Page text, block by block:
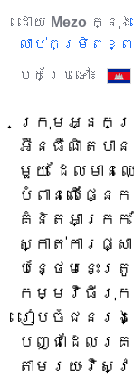
ដោយ Mezo ក្នុង
លាប់កម្រិតខ្ព
បកប្រែទៅ៖
ក្រុមអ្នកស្
អ៊ីនធឺណិតបាន
មួយ ដែលមានឈ្ម
បំពានលើផ្នែក
គំនិតអាក្រ
ស្កាត់ការផ្
បន្ថែមនេះត្
កម្មវិធីរុករ
រៀបចំជនរង
បញ្ជាដែលគ្
តាមរយៈវិស្